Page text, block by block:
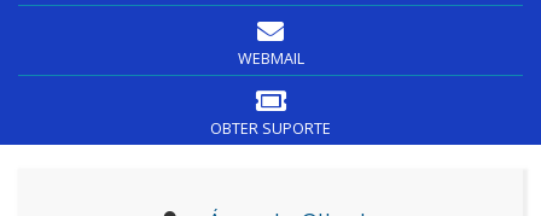
WEBMAIL
OBTER SUPORTE